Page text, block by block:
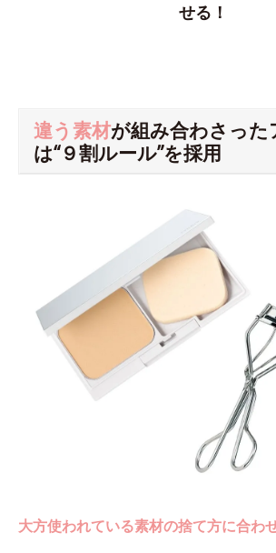
せる！
違う素材が組み合わさった
は“９割ルール”を採用
大方使われている素材の捨て方に合わ